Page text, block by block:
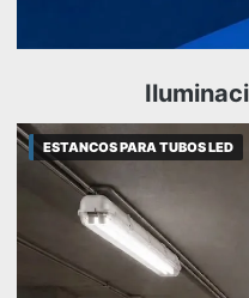
ESTANCOS PARA TUBOS LED